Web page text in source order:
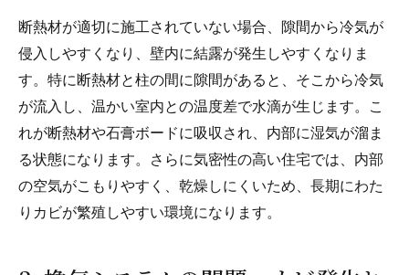
断熱材が適切に施工されていない場合、隙間から冷気が
侵入しやすくなり、壁内に結露が発生しやすくなりま
す。特に断熱材と柱の間に隙間があると、そこから冷気
が流入し、温かい室内との温度差で水滴が生じます。こ
れが断熱材や石膏ボードに吸収され、内部に湿気が溜ま
る状態になります。さらに気密性の高い住宅では、内部
の空気がこもりやすく、乾燥しにくいため、長期にわた
りカビが繁殖しやすい環境になります。